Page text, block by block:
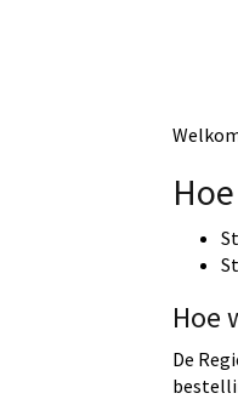
Hoe
De